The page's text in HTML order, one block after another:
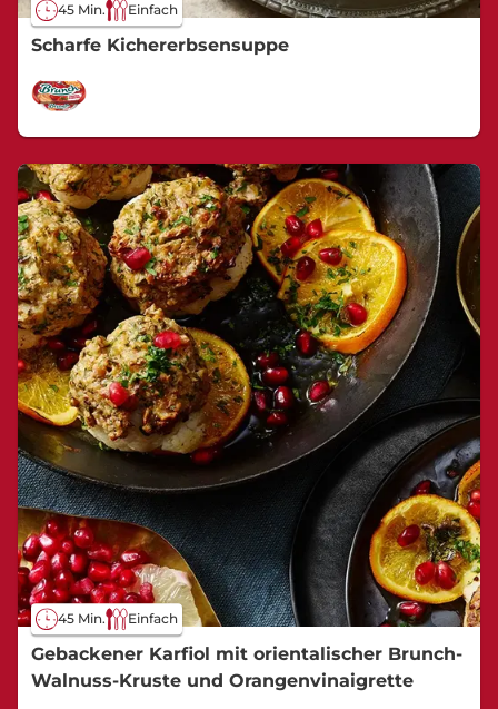
45 Min. Einfach
Scharfe Kichererbsensuppe
45 Min. Einfach
Gebackener Karfiol mit orientalischer Brunch-
Walnuss-Kruste und Orangenvinaigrette